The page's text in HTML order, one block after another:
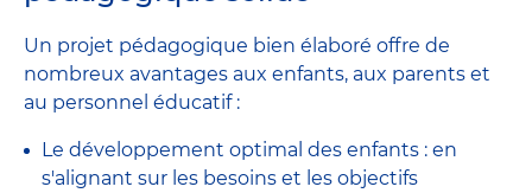
Un projet pédagogique bien élaboré offre de
nombreux avantages aux enfants, aux parents et
au personnel éducatif :
Le développement optimal des enfants : en
s'alignant sur les besoins et les objectifs